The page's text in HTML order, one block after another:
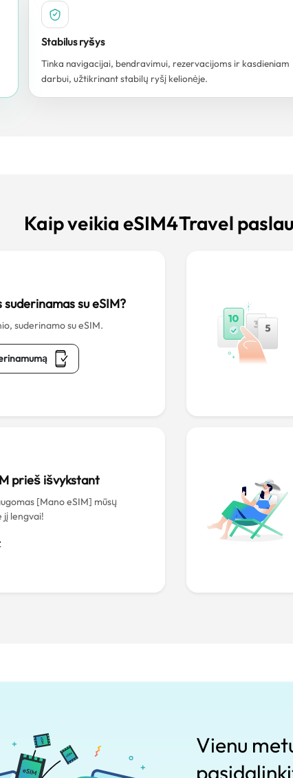
Stabilus ryšys
Tinka navigacijai, bendravimui, rezervacijoms ir kasdieniam
darbui, užtikrinant stabilų ryšį kelionėje.
Kaip veikia eSIM4Travel
su eSIM?
suderinamo su eSIM.
prieš išvykstant
[Mano eSIM] mūsų
jį lengvai!
Vienu